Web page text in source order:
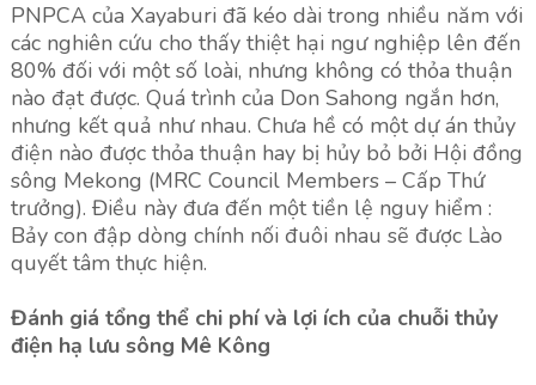
PNPCA của Xayaburi đã kéo dài trong nhiều năm với
các nghiên cứu cho thấy thiệt hại ngư nghiệp lên đến
80% đối với một số loài, nhưng không có thỏa thuận
nào đạt được. Quá trình của Don Sahong ngắn hơn,
nhưng kết quả như nhau. Chưa hề có một dự án thủy
điện nào được thỏa thuận hay bị hủy bỏ bởi Hội đồng
sông Mekong (MRC Council Members – Cấp Thứ
trưởng). Điều này đưa đến một tiền lệ nguy hiểm :
Bảy con đập dòng chính nối đuôi nhau sẽ được Lào
quyết tâm thực hiện.
Đánh giá tổng thể chi phí và lợi ích của chuỗi thủy
điện hạ lưu sông Mê Kông